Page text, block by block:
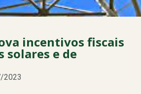
incentivos fiscais
solares e de
2023